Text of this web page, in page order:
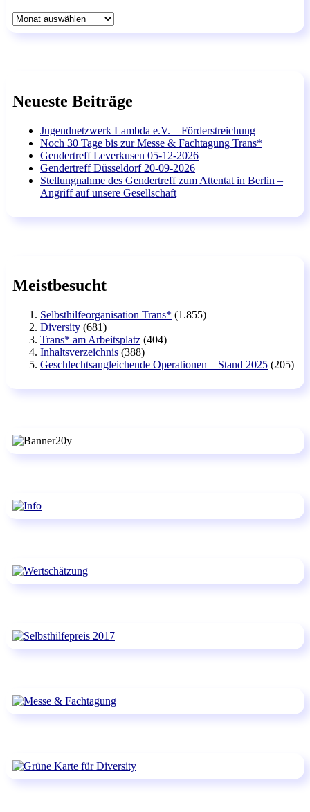
Archiv
Neueste Beiträge
Jugendnetzwerk Lambda e.V. – Förderstreichung
Noch 30 Tage bis zur Messe & Fachtagung Trans*
Gendertreff Leverkusen 05-12-2026
Gendertreff Düsseldorf 20-09-2026
Stellungnahme des Gendertreff zum Attentat in Berlin –
Angriff auf unsere Gesellschaft
Meistbesucht
Selbsthilfeorganisation Trans* (1.855)
Diversity (681)
Trans* am Arbeitsplatz (404)
Inhaltsverzeichnis (388)
Geschlechtsangleichende Operationen – Stand 2025 (205)